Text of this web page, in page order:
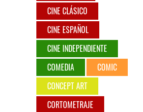
CINE CLÁSICO
CINE ESPAÑOL
CINE INDEPENDIENTE
COMEDIA
COMIC
CONCEPT ART
CORTOMETRAJE